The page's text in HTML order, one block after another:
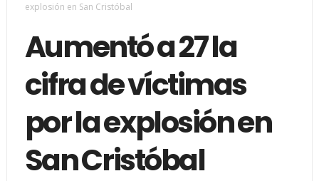
explosión en San Cristóbal
Aumentó a 27 la
cifra de víctimas
por la explosión en
San Cristóbal